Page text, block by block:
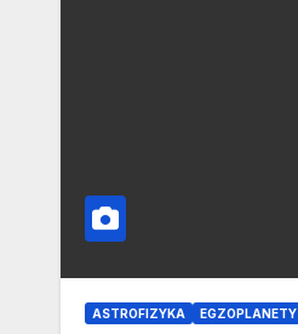
ASTROFIZYKA EGZOPLANETY